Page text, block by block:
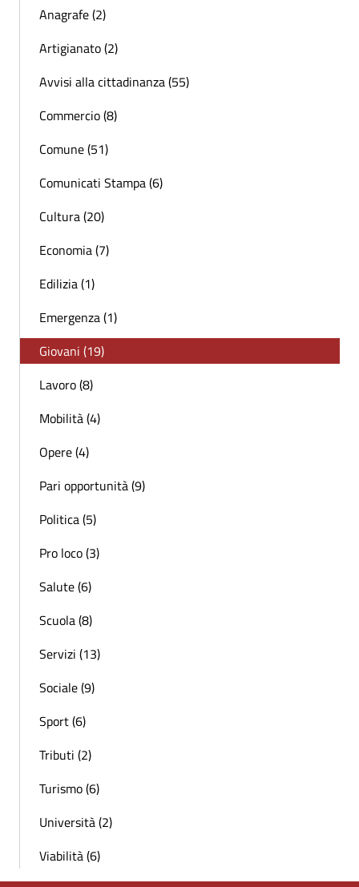
Anagrafe (2)
Artigianato (2)
Avvisi alla cittadinanza (55)
Commercio (8)
Comune (51)
Comunicati Stampa (6)
Cultura (20)
Economia (7)
Edilizia (1)
Emergenza (1)
Giovani (19)
Lavoro (8)
Mobilità (4)
Opere (4)
Pari opportunità (9)
Politica (5)
Pro loco (3)
Salute (6)
Scuola (8)
Servizi (13)
Sociale (9)
Sport (6)
Tributi (2)
Turismo (6)
Università (2)
Viabilità (6)